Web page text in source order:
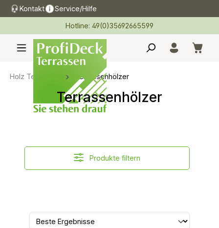
springen
Kontakt Service/Hilfe
Hotline: 49(0)35692665599
Holz Terrassen Terrassenhölzer
Terrassenhölzer
Produkte filtern